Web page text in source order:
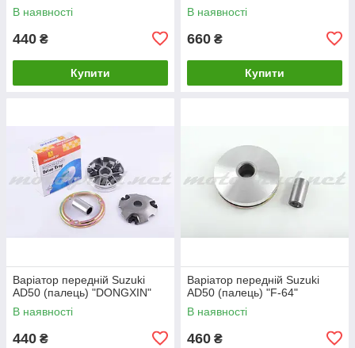
В наявності
440 ₴
Купити
В наявності
660 ₴
Купити
Варіатор передній Suzuki
AD50 (палець) "DONGXIN"
В наявності
440 ₴
Варіатор передній Suzuki
AD50 (палець) "F-64"
В наявності
460 ₴